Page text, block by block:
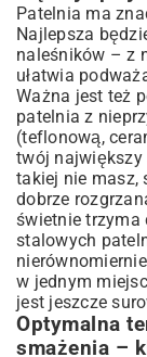
Patelnia ma
Najlepsza
naleśników – z
ułatwia
Ważna jest też
patelnia z
(teflonową,
twój największy
takiej nie masz,
dobrze
świetnie trzyma
stalowych
w jednym
jest jeszcze
Optymalna
smażenia –